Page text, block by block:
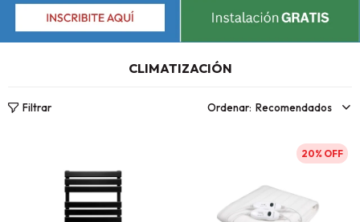
CLIMATIZACIÓN
Recomendados
20